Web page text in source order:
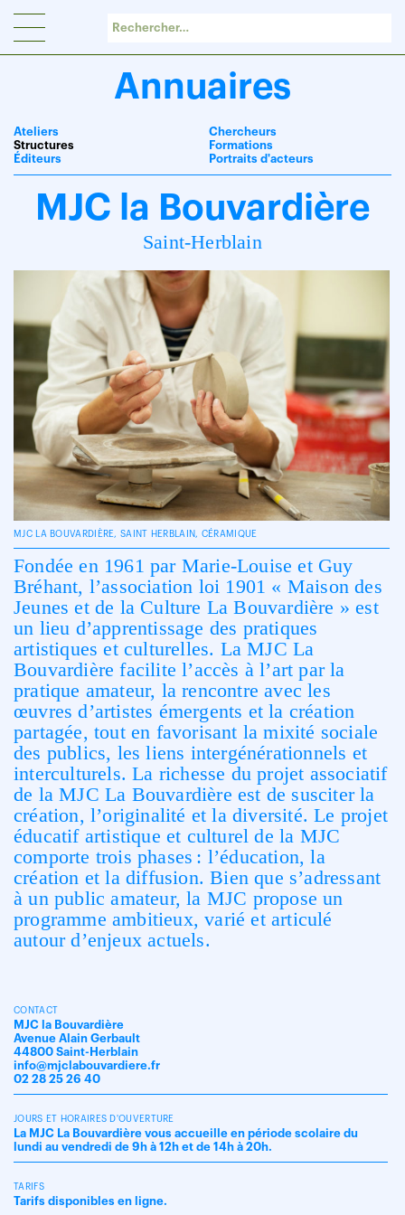
Annuaires
Ateliers
Structures
Éditeurs
Chercheurs
Formations
Portraits d'acteurs
MJC la Bouvardière
Saint-Herblain
MJC LA BOUVARDIÈRE, SAINT HERBLAIN, CÉRAMIQUE
Fondée en 1961 par Marie-Louise et Guy
Bréhant, l’association loi 1901 « Maison des
Jeunes et de la Culture La Bouvardière » est
un lieu d’apprentissage des pratiques
artistiques et culturelles. La MJC La
Bouvardière facilite l’accès à l’art par la
pratique amateur, la rencontre avec les
œuvres d’artistes émergents et la création
partagée, tout en favorisant la mixité sociale
des publics, les liens intergénérationnels et
interculturels. La richesse du projet associatif
de la MJC La Bouvardière est de susciter la
création, l’originalité et la diversité. Le projet
éducatif artistique et culturel de la MJC
comporte trois phases : l’éducation, la
création et la diffusion. Bien que s’adressant
à un public amateur, la MJC propose un
programme ambitieux, varié et articulé
autour d’enjeux actuels.
CONTACT
MJC la Bouvardière
Avenue Alain Gerbault
44800 Saint-Herblain
info@mjclabouvardiere.fr
02 28 25 26 40
JOURS ET HORAIRES D'OUVERTURE
La MJC La Bouvardière vous accueille en période scolaire du
lundi au vendredi de 9h à 12h et de 14h à 20h.
TARIFS
Tarifs disponibles en ligne.